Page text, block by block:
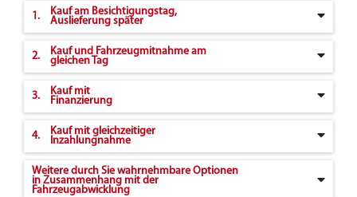
1.
Kauf am Besichtigungstag,
Auslieferung später
2.
Kauf und Fahrzeugmitnahme am
gleichen Tag
3.
Kauf mit
Finanzierung
4.
Kauf mit gleichzeitiger
Inzahlungnahme
Weitere durch Sie wahrnehmbare Optionen
in Zusammenhang mit der
Fahrzeugabwicklung